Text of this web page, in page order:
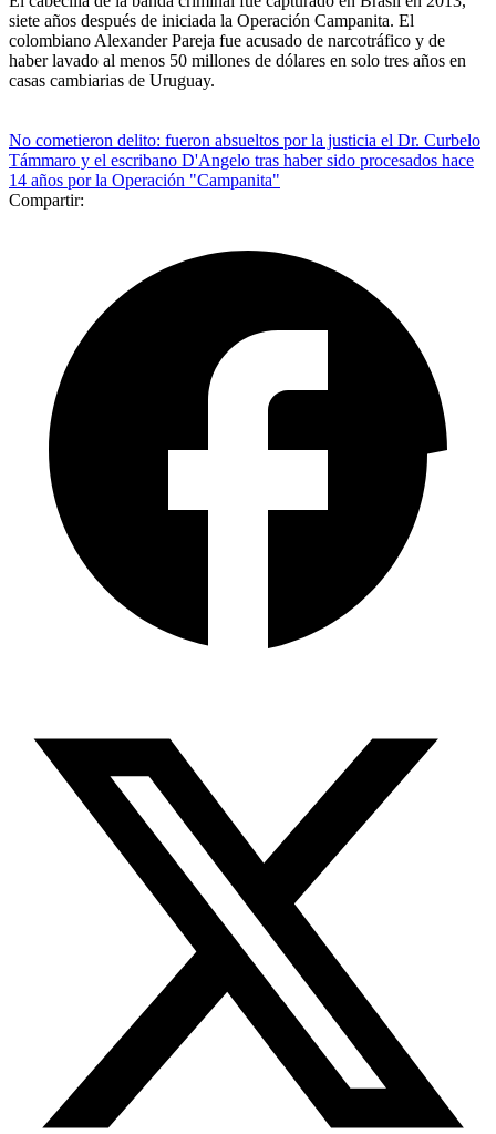
siete años después de iniciada la Operación Campanita. El
colombiano Alexander Pareja fue acusado de narcotráfico y de
haber lavado al menos 50 millones de dólares en solo tres años en
casas cambiarias de Uruguay.
No cometieron delito: fueron absueltos por la justicia el Dr. Curbelo
Támmaro y el escribano D'Angelo tras haber sido procesados hace
14 años por la Operación "Campanita"
Compartir: